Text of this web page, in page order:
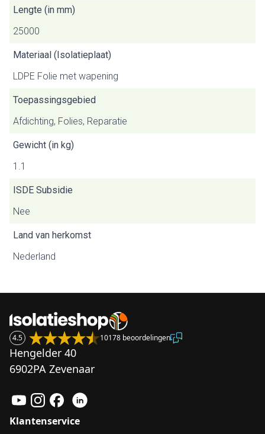
Lengte (in mm)
25000
Materiaal (Isolatieplaat)
LDPE Folie met wapening
Toepassingsgebied
Afdichting, Folies, Reparatie
Gewicht (in kg)
1.1
ISDE Subsidie
Nee
Land van herkomst
Nederland
4.5 10178 beoordelingen
Hengelder 40
6902PA Zevenaar
Klantenservice